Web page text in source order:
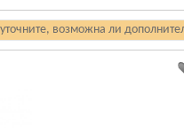
возможна ли